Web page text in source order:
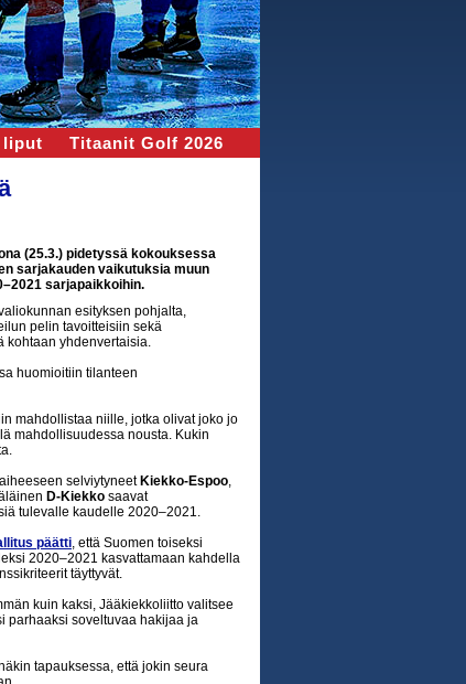
liput Titaanit Golf 2026
(25.3.) pidetyssä kokouksessa
sarjakauden vaikutuksia muun
sarjapaikkoihin.
esityksen pohjalta,
pelin tavoitteisiin sekä
kohtaan yhdenvertaisia.
huomioitiin tilanteen
mahdollistaa niille, jotka olivat joko jo
mahdollisuudessa nousta. Kukin
selviytyneet Kiekko-Espoo,
D-Kiekko saavat
tulevalle kaudelle 2020–2021.
päätti, että Suomen toiseksi
2020–2021 kasvattamaan kahdella
täyttyvät.
kuin kaksi, Jääkiekkoliitto valitsee
parhaaksi soveltuvaa hakijaa ja
tapauksessa, että jokin seura